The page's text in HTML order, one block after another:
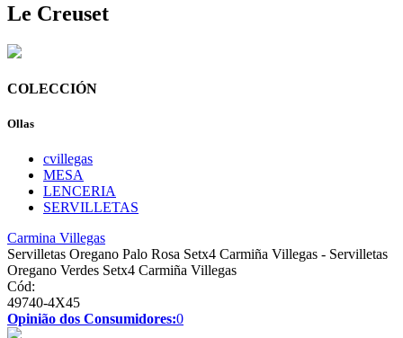
Le Creuset
COLECCIÓN
Ollas
cvillegas
MESA
LENCERIA
SERVILLETAS
Carmina Villegas
Servilletas Oregano Palo Rosa Setx4 Carmiña Villegas - Servilletas
Oregano Verdes Setx4 Carmiña Villegas
Cód:
49740-4X45
Opinião dos Consumidores:0